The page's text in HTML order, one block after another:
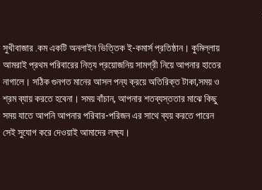
সুখীবাজার .কম একটি অনলাইন ভিত্তিক ই-কমার্স প্রতিষ্ঠান। কুমিল্লায়
আমরাই প্রথম পরিবারের নিত্য প্রয়োজনিয় সামগ্রী নিয়ে আপনার হাতের
নাগালে। সঠিক গুনগত মানের আসল পন্য ক্রয়ে অতিরিক্ত টাকা,সময় ও
শ্রম ব্যায় করতে হবেনা। সময় বাঁচান, আপনার শতব্যস্ততার মাঝে কিছু
সময় যাতে আপনি আপনার পরিবার-পরিজন এর সাথে ব্যয় করতে পারেন
সেই সুযোগ করে দেওয়াই আমাদের লক্ষ্য।